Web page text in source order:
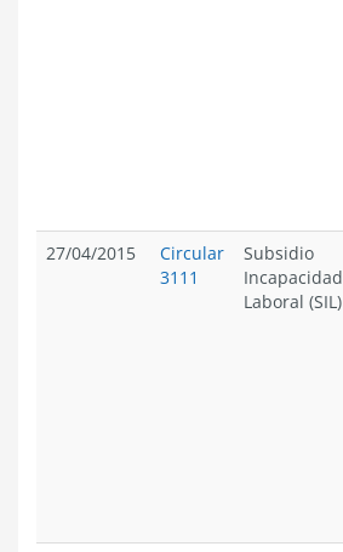
27/04/2015
Circular
3111
Subsidio
Incapacidad
Laboral (SIL)